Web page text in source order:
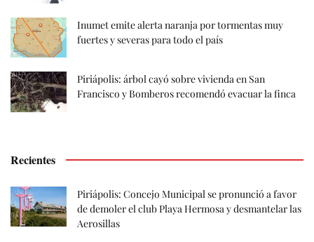
Inumet emite alerta naranja por tormentas muy
fuertes y severas para todo el país
Piriápolis: árbol cayó sobre vivienda en San
Francisco y Bomberos recomendó evacuar la finca
Recientes
Piriápolis: Concejo Municipal se pronunció a favor
de demoler el club Playa Hermosa y desmantelar las
Aerosillas